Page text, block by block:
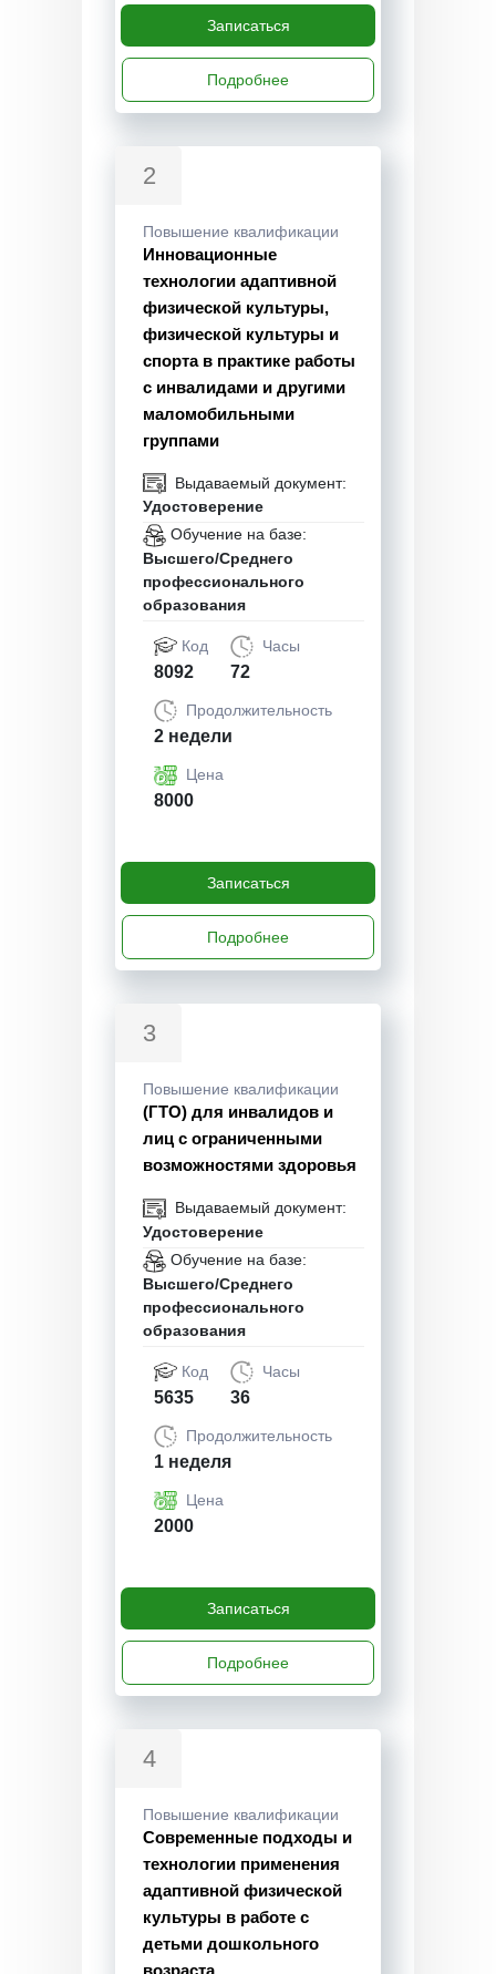
Записаться
Подробнее
2
Повышение квалификации
Инновационные
технологии адаптивной
физической культуры,
физической культуры и
спорта в практике работы
с инвалидами и другими
маломобильными
группами
Выдаваемый документ:
Удостоверение
Обучение на базе:
Высшего/Среднего
профессионального
образования
Код
8092
Часы
72
Продолжительность
2 недели
Цена
8000
Записаться
Подробнее
3
Повышение квалификации
(ГТО) для инвалидов и
лиц с ограниченными
возможностями здоровья
Выдаваемый документ:
Удостоверение
Обучение на базе:
Высшего/Среднего
профессионального
образования
Код
5635
Часы
36
Продолжительность
1 неделя
Цена
2000
Записаться
Подробнее
4
Повышение квалификации
Современные подходы и
технологии применения
адаптивной физической
культуры в работе с
детьми дошкольного
возраста